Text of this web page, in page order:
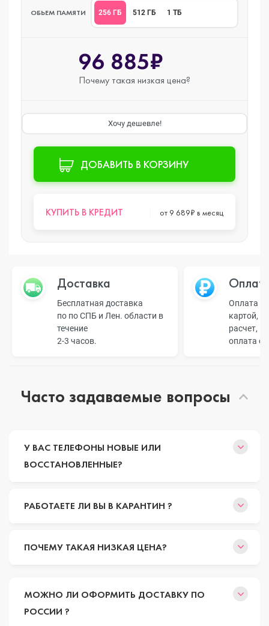
ОБЬЕМ ПАМЯТИ 256 ГБ 512 ГБ 1 ТБ
96 885₽
Почему такая низкая цена?
Хочу дешевле!
ДОБАВИТЬ В КОРЗИНУ
КУПИТЬ В КРЕДИТ от 9 689₽ в месяц
Доставка
Бесплатная доставка
по по СПБ и Лен. области в
течение
2-3 часов.
Оплата
картой,
расчет,
оплата
Часто задаваемые вопросы
У ВАС ТЕЛЕФОНЫ НОВЫЕ ИЛИ
ВОССТАНОВЛЕННЫЕ?
РАБОТАЕТЕ ЛИ ВЫ В КАРАНТИН ?
ПОЧЕМУ ТАКАЯ НИЗКАЯ ЦЕНА?
МОЖНО ЛИ ОФОРМИТЬ ДОСТАВКУ ПО
РОССИИ ?